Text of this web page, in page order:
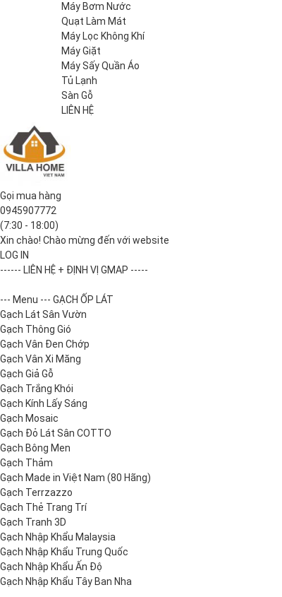
Máy Bơm Nước
Quạt Làm Mát
Máy Lọc Không Khí
Máy Giặt
Máy Sấy Quần Áo
Tủ Lạnh
Sàn Gỗ
LIÊN HỆ
Gọi mua hàng
0945907772
(7:30 - 18:00)
Xin chào! Chào mừng đến với website
LOG IN
------ LIÊN HỆ + ĐỊNH VỊ GMAP -----
--- Menu --- GẠCH ỐP LÁT
Gạch Lát Sân Vườn
Gạch Thông Gió
Gạch Vân Đen Chớp
Gạch Vân Xi Măng
Gạch Giả Gỗ
Gạch Trắng Khói
Gạch Kính Lấy Sáng
Gạch Mosaic
Gạch Đỏ Lát Sân COTTO
Gạch Bông Men
Gạch Thảm
Gạch Made in Việt Nam (80 Hãng)
Gạch Terrzazzo
Gạch Thẻ Trang Trí
Gạch Tranh 3D
Gạch Nhập Khẩu Malaysia
Gạch Nhập Khẩu Trung Quốc
Gạch Nhập Khẩu Ấn Độ
Gạch Nhập Khẩu Tây Ban Nha